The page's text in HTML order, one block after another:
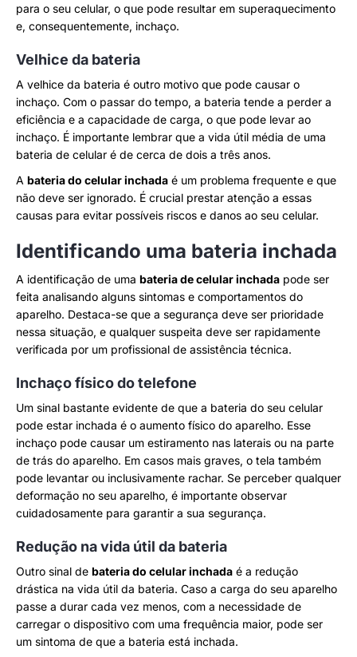
para o seu celular, o que pode resultar em superaquecimento
e, consequentemente, inchaço.
Velhice da bateria
A velhice da bateria é outro motivo que pode causar o
inchaço. Com o passar do tempo, a bateria tende a perder a
eficiência e a capacidade de carga, o que pode levar ao
inchaço. É importante lembrar que a vida útil média de uma
bateria de celular é de cerca de dois a três anos.
A bateria do celular inchada é um problema frequente e que
não deve ser ignorado. É crucial prestar atenção a essas
causas para evitar possíveis riscos e danos ao seu celular.
Identificando uma bateria inchada
A identificação de uma bateria de celular inchada pode ser
feita analisando alguns sintomas e comportamentos do
aparelho. Destaca-se que a segurança deve ser prioridade
nessa situação, e qualquer suspeita deve ser rapidamente
verificada por um profissional de assistência técnica.
Inchaço físico do telefone
Um sinal bastante evidente de que a bateria do seu celular
pode estar inchada é o aumento físico do aparelho. Esse
inchaço pode causar um estiramento nas laterais ou na parte
de trás do aparelho. Em casos mais graves, o tela também
pode levantar ou inclusivamente rachar. Se perceber qualquer
deformação no seu aparelho, é importante observar
cuidadosamente para garantir a sua segurança.
Redução na vida útil da bateria
Outro sinal de bateria do celular inchada é a redução
drástica na vida útil da bateria. Caso a carga do seu aparelho
passe a durar cada vez menos, com a necessidade de
carregar o dispositivo com uma frequência maior, pode ser
um sintoma de que a bateria está inchada.